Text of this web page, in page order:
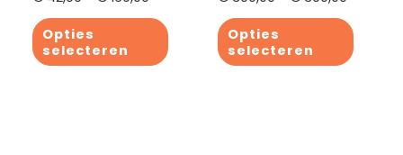
Opties
selecteren
Opties
selecteren